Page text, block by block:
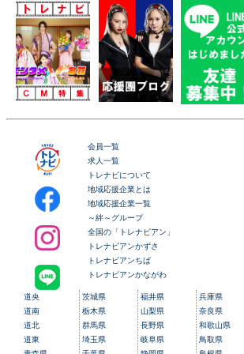
会員一覧
求人一覧
トレナビについて
地域応援企業とは
地域応援企業一覧
～絆～グループ
全国の「トレナビアン」
トレナビアンかずさ
トレナビアンちば
トレナビアンかながわ
道央
道南
道北
道東
茨城県
栃木県
群馬県
埼玉県
福井県
山梨県
長野県
岐阜県
兵庫県
奈良県
和歌山県
鳥取県